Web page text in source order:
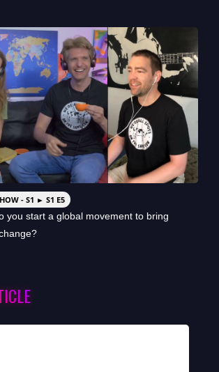
- S1 ► S1 E5
you start a global movement to bring